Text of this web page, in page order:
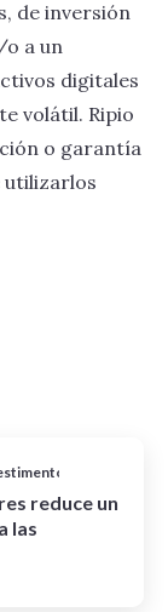
de inversión
o a un
digitales
volátil. Ripio
o garantía
utilizarlos
reduce un
las